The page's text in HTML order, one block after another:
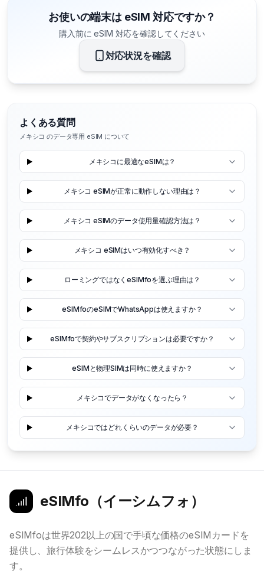
お使いの端末は eSIM 対応ですか？
購入前に eSIM 対応を確認してください
対応状況を確認
よくある質問
メキシコ のデータ専用 eSIM について
メキシコに最適なeSIMは？
メキシコ eSIMが正常に動作しない理由は？
メキシコ eSIMのデータ使用量確認方法は？
メキシコ eSIMはいつ有効化すべき？
ローミングではなくeSIMfoを選ぶ理由は？
eSIMfoのeSIMでWhatsAppは使えますか？
eSIMfoで契約やサブスクリプションは必要ですか？
eSIMと物理SIMは同時に使えますか？
メキシコでデータがなくなったら？
メキシコではどれくらいのデータが必要？
eSIMfo（イーシムフォ）
eSIMfoは世界202以上の国で手頃な価格のeSIMカードを
提供し、旅行体験をシームレスかつつながった状態にしま
す。